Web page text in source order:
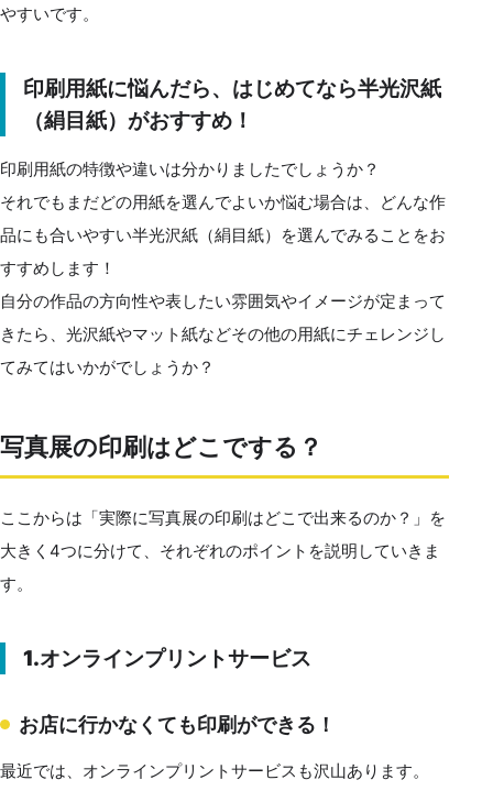
やすいです。
印刷用紙に悩んだら、はじめてなら半光沢紙
（絹目紙）がおすすめ！
印刷用紙の特徴や違いは分かりましたでしょうか？
それでもまだどの用紙を選んでよいか悩む場合は、どんな作
品にも合いやすい半光沢紙（絹目紙）を選んでみることをお
すすめします！
自分の作品の方向性や表したい雰囲気やイメージが定まって
きたら、光沢紙やマット紙などその他の用紙にチェレンジし
てみてはいかがでしょうか？
写真展の印刷はどこでする？
ここからは「実際に写真展の印刷はどこで出来るのか？」を
大きく4つに分けて、それぞれのポイントを説明していきま
す。
1.オンラインプリントサービス
お店に行かなくても印刷ができる！
最近では、オンラインプリントサービスも沢山あります。